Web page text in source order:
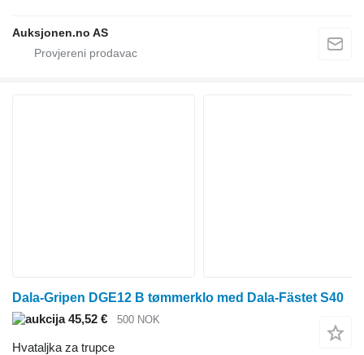
Auksjonen.no AS
Dala-Gripen DGE12 B tømmerklo med Dala-Fästet S40
45,52 €
500 NOK
Hvataljka za trupce